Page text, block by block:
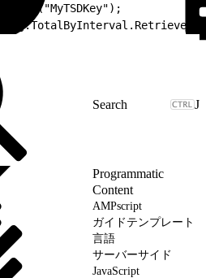
J
Programmatic
Content
AMPscript
ガイドテンプレート
言語
サーバーサイド
JavaScript